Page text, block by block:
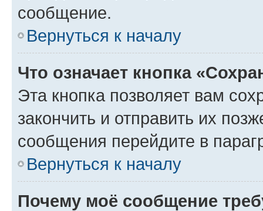
сообщение.
Вернуться к началу
Что означает кнопка
Эта кнопка позволяет вам
закончить и отправить их
сообщения перейдите в
Вернуться к началу
Почему моё сообщение